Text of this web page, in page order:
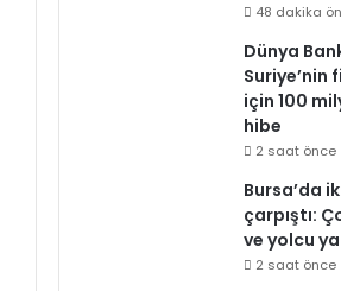
48 dakika
Dünya
Suriye’nin
için 100
hibe
2 saat önce
Bursa’da
çarpıştı:
ve yolcu
2 saat önce